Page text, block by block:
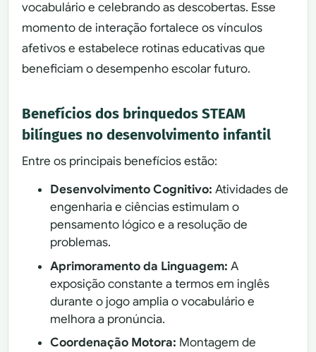
vocabulário e celebrando as descobertas. Esse
momento de interação fortalece os vínculos
afetivos e estabelece rotinas educativas que
beneficiam o desempenho escolar futuro.
Benefícios dos brinquedos STEAM
bilíngues no desenvolvimento infantil
Entre os principais benefícios estão:
Desenvolvimento Cognitivo: Atividades de
engenharia e ciências estimulam o
pensamento lógico e a resolução de
problemas.
Aprimoramento da Linguagem: A
exposição constante a termos em inglês
durante o jogo amplia o vocabulário e
melhora a pronúncia.
Coordenação Motora: Montagem de